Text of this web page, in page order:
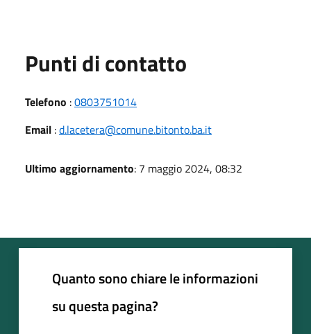
Punti di contatto
Telefono :0803751014
Email :d.lacetera@comune.bitonto.ba.it
Ultimo aggiornamento: 7 maggio 2024, 08:32
Quanto sono chiare le informazioni
su questa pagina?